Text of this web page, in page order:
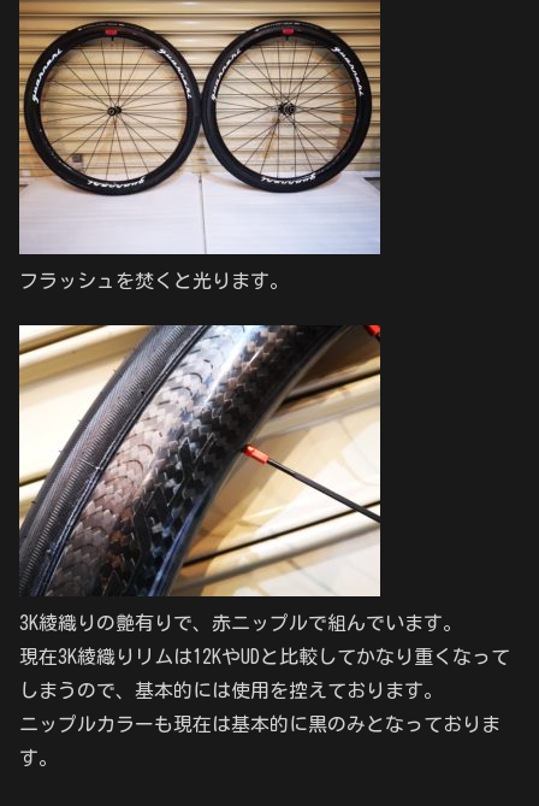
フラッシュを焚くと光ります。
3K綾織りの艶有りで、赤ニップルで組んでいます。
現在3K綾織りリムは12KやUDと比較してかなり重くなって
しまうので、基本的には使用を控えております。
ニップルカラーも現在は基本的に黒のみとなっておりま
す。